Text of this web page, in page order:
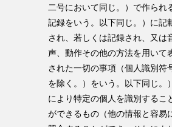
二号において同じ。）で作られ
記録をいう。以下同じ。）に記
され、若しくは記録され、又は
声、動作その他の方法を用いて
された一切の事項（個人識別符
を除く。）をいう。以下同じ。）
により特定の個人を識別するこ
ができるもの（他の情報と容易